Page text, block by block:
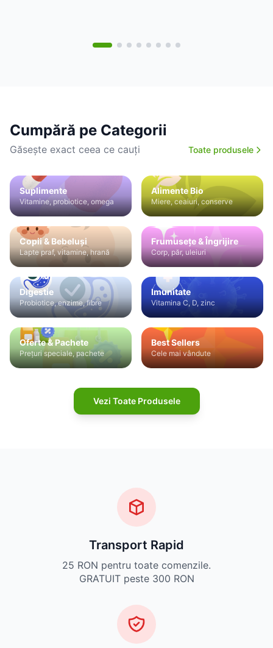
Cumpără pe Categorii
Găsește exact ceea ce cauți Toate produsele
Suplimente
Vitamine, probiotice, omega
Alimente Bio
Miere, ceaiuri, conserve
Copii & Bebeluși
Lapte praf, vitamine, hrană
Frumusețe & Îngrijire
Corp, păr, uleiuri
Digestie
Probiotice, enzime, fibre
Imunitate
Vitamina C, D, zinc
Oferte & Pachete
Prețuri speciale, pachete
Best Sellers
Cele mai vândute
Vezi Toate Produsele
Transport Rapid
25 RON pentru toate comenzile.
GRATUIT peste 300 RON